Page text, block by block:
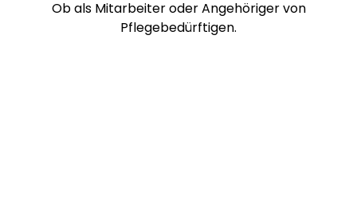
Ob als Mitarbeiter oder Angehöriger von
Pflegebedürftigen.